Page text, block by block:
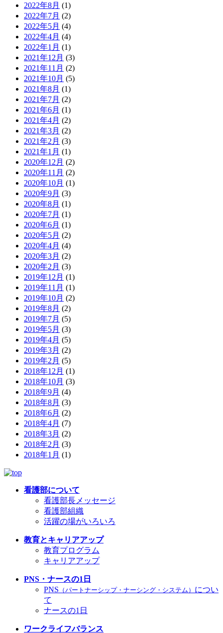
2022年8月 (1)
2022年7月 (2)
2022年5月 (4)
2022年4月 (4)
2022年1月 (1)
2021年12月 (3)
2021年11月 (2)
2021年10月 (5)
2021年8月 (1)
2021年7月 (2)
2021年6月 (1)
2021年4月 (2)
2021年3月 (2)
2021年2月 (3)
2021年1月 (1)
2020年12月 (2)
2020年11月 (2)
2020年10月 (1)
2020年9月 (3)
2020年8月 (1)
2020年7月 (1)
2020年6月 (1)
2020年5月 (2)
2020年4月 (4)
2020年3月 (2)
2020年2月 (3)
2019年12月 (1)
2019年11月 (1)
2019年10月 (2)
2019年8月 (2)
2019年7月 (5)
2019年5月 (3)
2019年4月 (5)
2019年3月 (2)
2019年2月 (5)
2018年12月 (1)
2018年10月 (3)
2018年9月 (4)
2018年8月 (3)
2018年6月 (2)
2018年4月 (7)
2018年3月 (2)
2018年2月 (3)
2018年1月 (1)
看護部について
看護部長メッセージ
看護部組織
活躍の場がいろいろ
教育とキャリアアップ
教育プログラム
キャリアアップ
PNS・ナースの1日
PNS （パートナーシップ・ナーシング・システム） につい
て
ナースの1日
ワークライフバランス